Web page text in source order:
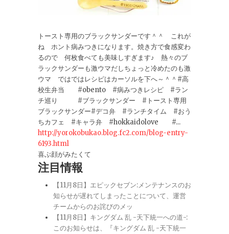
トースト専用のブラックサンダーです＾＾ これが
ね ホント病みつきになります。焼き方で食感変わ
るので 何枚食べても美味しすぎます♪ 熱々のブ
ラックサンダーも激ウマだしちょっと冷めたのも激
ウマ ではではレシピはカーソルを下へ～＾＾#高
校生弁当 #obento #病みつきレシピ #ラン
チ巡り #ブラックサンダー #トースト専用
ブラックサンダー#デコ弁 #ランチタイム #おう
ちカフェ #キャラ弁 #hokkaidolove #...
http://yorokobukao.blog.fc2.com/blog-entry-
6193.html
喜ぶ顔がみたくて
注目情報
【11月8日】エピックセブン:メンテナンスのお
知らせが遅れてしまったことについて、運営
チームからのお詫びのメッ
【11月8日】キングダム 乱 -天下統一への道-:
このお知らせは、『キングダム 乱 -天下統一